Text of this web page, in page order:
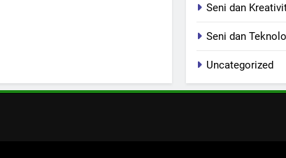
Seni dan
Seni dan
Uncategorized